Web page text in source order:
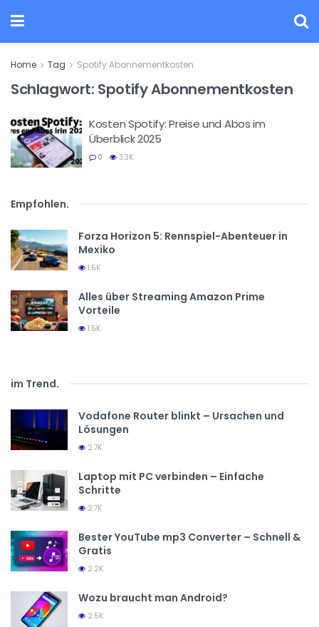
Home Tag Spotify Abonnementkosten
Schlagwort: Spotify Abonnementkosten
Kosten Spotify: Preise und Abos im
Überblick 2025
0 3.3K
Empfohlen.
Forza Horizon 5: Rennspiel-Abenteuer in
Mexiko
1.5K
Alles über Streaming Amazon Prime
Vorteile
1.5K
im Trend.
Vodafone Router blinkt – Ursachen und
Lösungen
2.7K
Laptop mit PC verbinden – Einfache
Schritte
2.7K
Bester YouTube mp3 Converter – Schnell &
Gratis
2.2K
Wozu braucht man Android?
2.5K